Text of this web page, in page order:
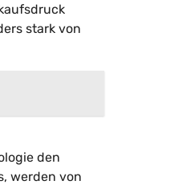
stark von
den
werden von